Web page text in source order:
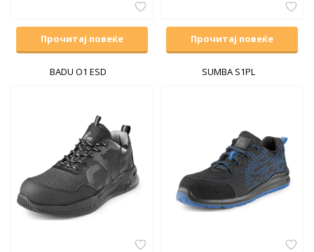
Прочитај повеќе
BADU O1 ESD
Прочитај повеќе
SUMBA S1PL